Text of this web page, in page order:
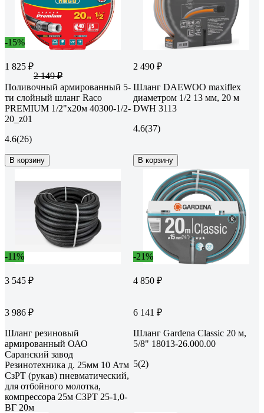
-15%
1 825 ₽
2 149 ₽
Поливочный армированный 5-
ти слойный шланг Raco
PREMIUM 1/2"x20м 40300-1/2-
20_z01
4.6(26)
В корзину
2 490 ₽
Шланг DAEWOO maxiflex
диаметром 1/2 13 мм, 20 м
DWH 3113
4.6(37)
В корзину
-11%
3 545 ₽
3 986 ₽
Шланг резиновый
армированный ОАО
Саранский завод
Резинотехника д. 25мм 10 Атм
СзРТ (рукав) пневматический,
для отбойного молотка,
компрессора 25м СЗРТ 25-1,0-
ВГ 20м
-21%
4 850 ₽
6 141 ₽
Шланг Gardena Classic 20 м,
5/8" 18013-26.000.00
5(2)